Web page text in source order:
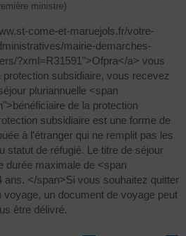
ministre)
come-et-maruejols.fr/votre-
mairie-demarches-
?xml=R31591">Ofpra</a> vous
protection subsidiaire, vous recevez
pluriannuelle <span
de la protection
subsidiaire est une forme de
à l'étranger qui ne remplit pas les
statut de réfugié. Le titre de séjour
durée maximale de <span
</span>Si vous souhaitez quitter
voyage, un document de voyage peut
être délivré.